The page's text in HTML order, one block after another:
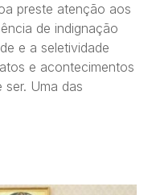
preste atenção aos
de indignação
e a seletividade
e acontecimentos
Uma das